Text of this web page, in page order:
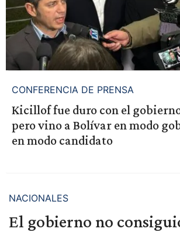
CONFERENCIA DE PRENSA
Kicillof fue duro con el
pero vino a Bolívar en modo
en modo candidato
NACIONALES
El gobierno no